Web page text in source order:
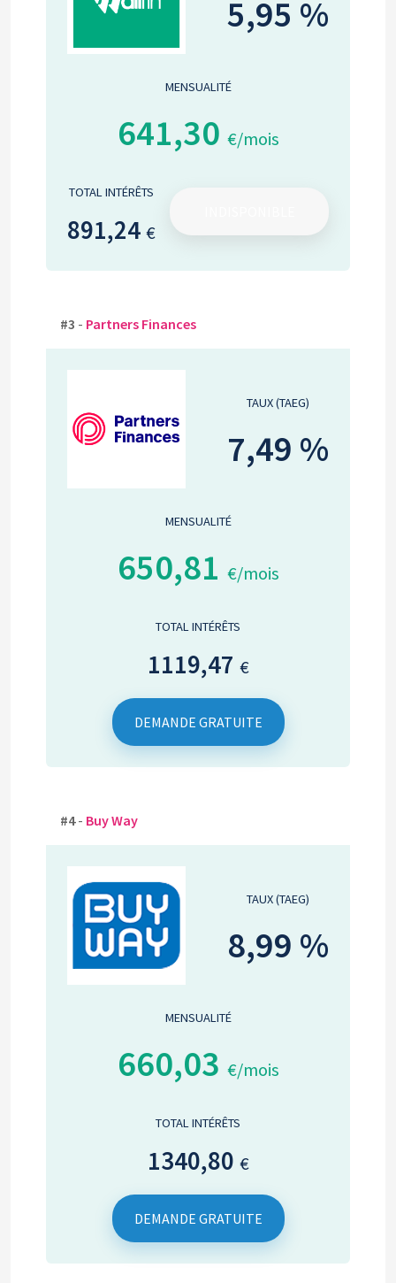
5,95 %
MENSUALITÉ
641,30 €/mois
TOTAL INTÉRÊTS
891,24 €
#3 - Partners Finances
TAUX (TAEG)
7,49 %
MENSUALITÉ
650,81 €/mois
TOTAL INTÉRÊTS
1119,47 €
DEMANDE GRATUITE
#4- Buy Way
TAUX (TAEG)
8,99 %
MENSUALITÉ
660,03 €/mois
TOTAL INTÉRÊTS
1340,80 €
DEMANDE GRATUITE